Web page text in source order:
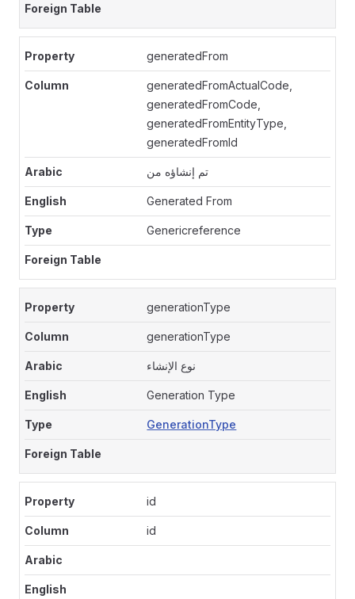
generatedFrom
generatedFromActualCode,
generatedFromCode,
generatedFromEntityType,
generatedFromId
تم إنشاؤه من
Generated From
Genericreference
generationType
generationType
نوع الإنشاء
Generation Type
GenerationType
id
id